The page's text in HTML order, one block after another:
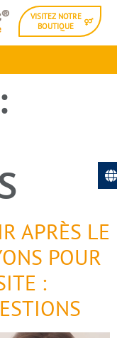
VISITEZ NOTRE
BOUTIQUE
APRÈS LE
POUR
: